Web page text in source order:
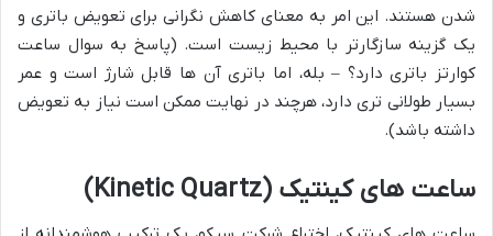
شدن هستند. این امر به معنای کاهش نگرانی برای تعویض باتری و
یک گزینه سازگارتر با محیط زیست است. (پاسخ به سوال ساعت
کوارتز باتری دارد؟ – بله، اما باتری آن ها قابل شارژ است و عمر
بسیار طولانی تری دارد، هرچند در نهایت ممکن است نیاز به تعویض
داشته باشد).
ساعت های کینتیک (Kinetic Quartz)